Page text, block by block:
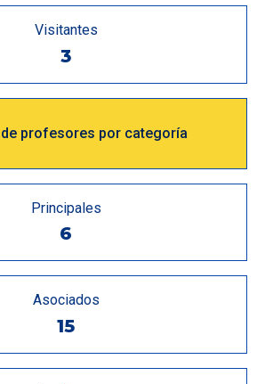
Visitantes
3
de profesores por categoría
Principales
6
Asociados
15